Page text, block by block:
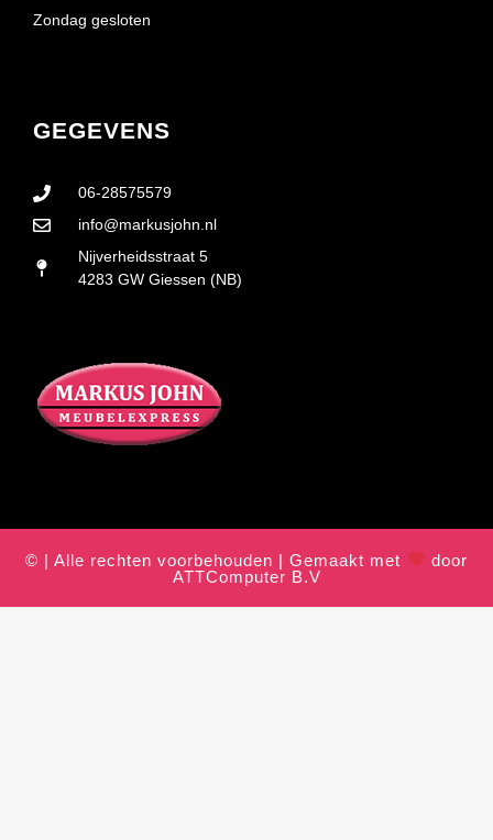
GEGEVENS
06-28575579
info@markusjohn.nl
Nijverheidsstraat 5
4283 GW Giessen (NB)
Zondag gesloten
© | Alle rechten voorbehouden | Gemaakt met
door
ATTComputer B.V